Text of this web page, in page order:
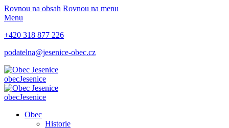
Rovnou na obsah Rovnou na menu
Menu
+420 318 877 226
podatelna@jesenice-obec.cz
obecJesenice
obecJesenice
Obec
Historie